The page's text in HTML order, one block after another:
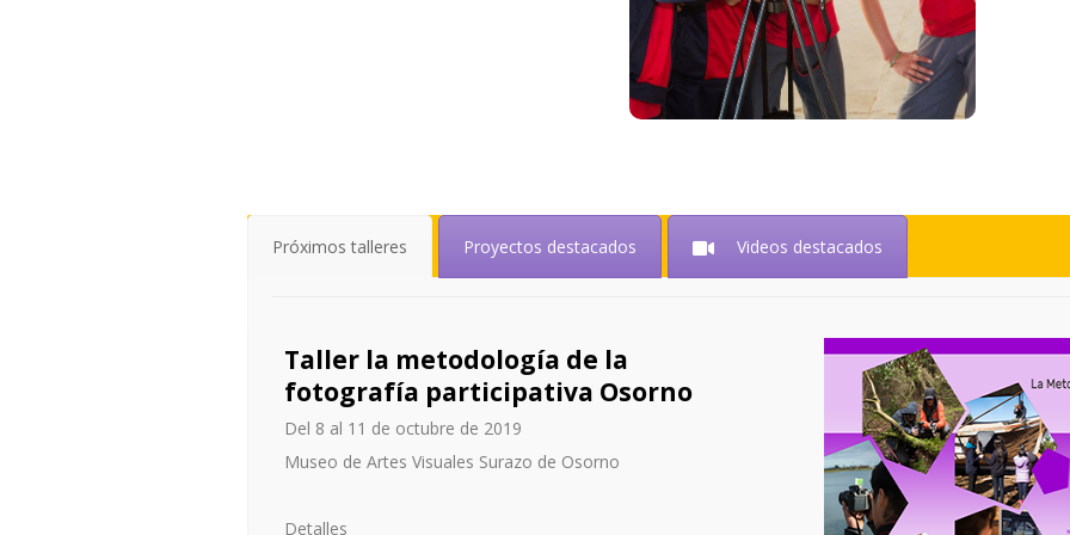
Próximos talleres Proyectos destacados Videos destacados
Taller la metodología de la
fotografía participativa Osorno
Del 8 al 11 de octubre de 2019
Museo de Artes Visuales Surazo de Osorno
Detalles